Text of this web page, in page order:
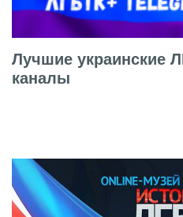
Лучшие украинские
каналы